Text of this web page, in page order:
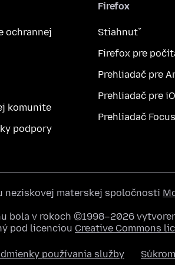
ochrannej
komunite
podpory
Firefox
Stiahnuť
Firefox pre
Prehliadač pre
Prehliadač pre
Prehliadač Focus
neziskovej materskej spoločnosti
bola v rokoch ©1998–2026
pod licenciou Creative Commons
používania služby